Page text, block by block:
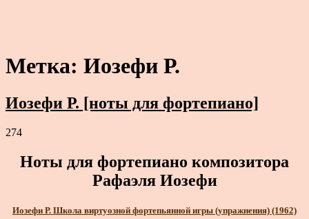
Метка: Иозефи Р.
Иозефи Р. [ноты для фортепиано]
274
Ноты для фортепиано композитора
Рафаэля Иозефи
Иозефи Р. Школа виртуозной фортепьянной игры (упражнения) (1962)